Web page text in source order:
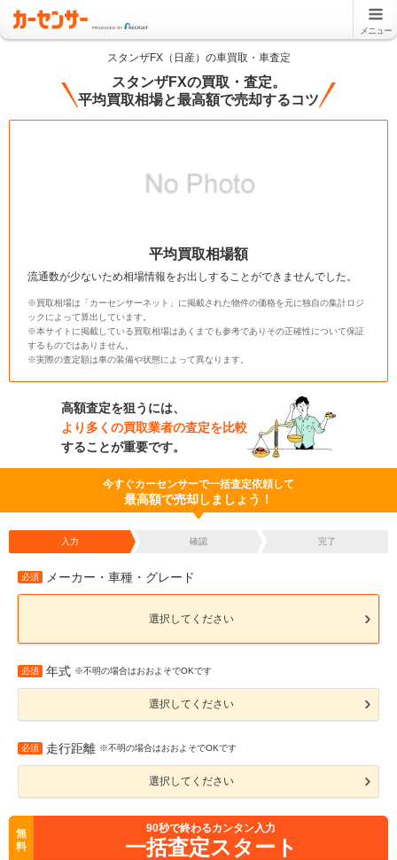
メニュー
スタンザFX（日産）の車買取・車査定
スタンザFXの買取・査定。
平均買取相場と最高額で売却するコツ
平均買取相場額
流通数が少ないため相場情報をお出しすることができませんでした。
※買取相場は「カーセンサーネット」に掲載された物件の価格を元に独自の集計ロジ
ックによって算出しています。
※本サイトに掲載している買取相場はあくまでも参考でありその正確性について保証
するものではありません。
※実際の査定額は車の装備や状態によって異なります。
高額査定を狙うには、
より多くの買取業者の査定を比較
することが重要です。
今すぐカーセンサーで一括査定依頼して
最高額で売却しましょう！
入力 確認 完了
必須 メーカー・車種・グレード
選択してください
必須 年式 ※不明の場合はおおよそでOKです
選択してください
必須 走行距離 ※不明の場合はおおよそでOKです
選択してください
無
料
90秒で終わるカンタン入力
一括査定スタート